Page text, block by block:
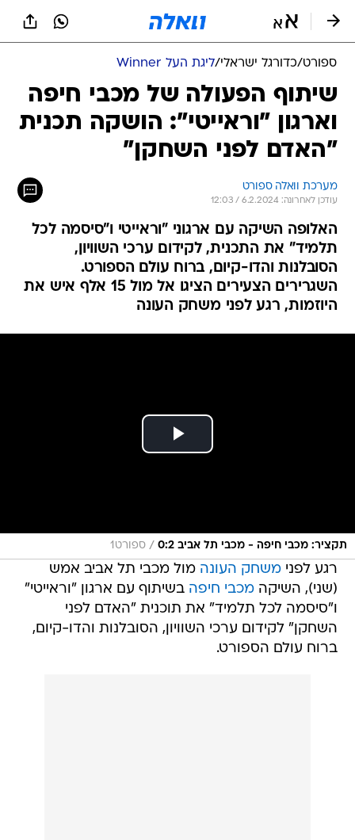
ספורט/כדורגל ישראלי/ליגת העל Winner
שיתוף הפעולה של מכבי חיפה
וארגון "וראייטי": הושקה תכנית
"האדם לפני השחקן"
מערכת וואלה ספורט
עודכן לאחרונה: 6.2.2024 / 12:03
האלופה השיקה עם ארגוני "וראייטי ו"סיסמה לכל
תלמיד" את התכנית, לקידום ערכי השוויון,
הסובלנות והדו-קיום, ברוח עולם הספורט.
השגרירים הצעירים הציגו אל מול 15 אלף איש את
היוזמות, רגע לפני משחק העונה
תקציר: מכבי חיפה - מכבי תל אביב 0:2 / ספורט1
רגע לפנימשחק העונה מול מכבי תל אביב אמש
(שני), השיקהמכבי חיפה בשיתוף עם ארגון "וראייטי"
ו"סיסמה לכל תלמיד" את תוכנית "האדם לפני
השחקן" לקידום ערכי השוויון, הסובלנות והדו-קיום,
ברוח עולם הספורט.